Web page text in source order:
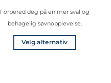
Forbered deg på en mer sval og
behagelig søvnopplevelse.
Velg alternativ